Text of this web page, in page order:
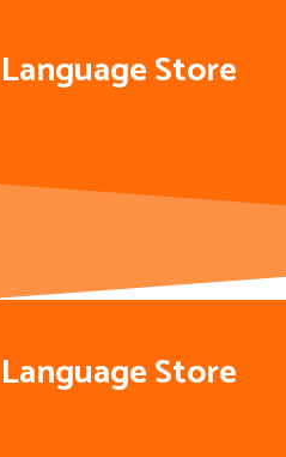
Language Store
Language Store